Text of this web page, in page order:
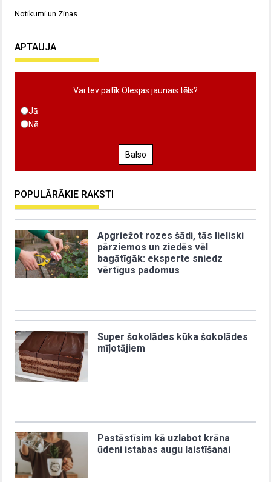
Notikumi un Ziņas
APTAUJA
Vai tev patīk Olesjas jaunais tēls?
Jā
Nē
Balso
POPULĀRĀKIE RAKSTI
Apgriežot rozes šādi, tās lieliski
pārziemos un ziedēs vēl
bagātīgāk: eksperte sniedz
vērtīgus padomus
Super šokolādes kūka šokolādes
mīļotājiem
Pastāstīsim kā uzlabot krāna
ūdeni istabas augu laistīšanai